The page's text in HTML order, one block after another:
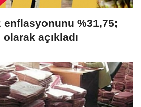
enflasyonunu %31,75;
açıkladı